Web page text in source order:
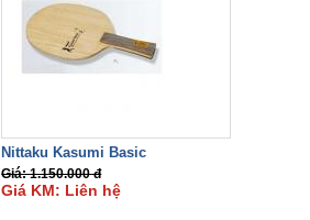
Nittaku Kasumi Basic
Giá: 1.150.000 đ
Giá KM: Liên hệ